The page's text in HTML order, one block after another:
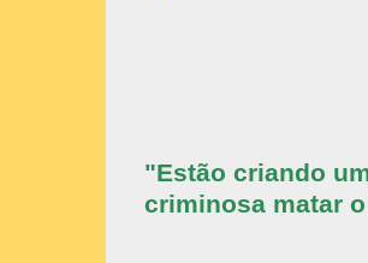
"Estão criando
criminosa matar